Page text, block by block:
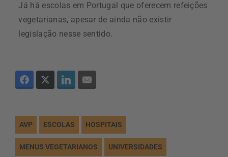
Já há escolas em Portugal que oferecem refeições
vegetarianas, apesar de ainda não existir
legislação nesse sentido.
AVP ESCOLAS HOSPITAIS
MENUS VEGETARIANOS UNIVERSIDADES